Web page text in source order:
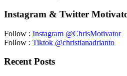
Instagram & Twitter
Follow : Instagram @ChrisMotivator
Follow : Tiktok @christianadrianto
Recent Posts